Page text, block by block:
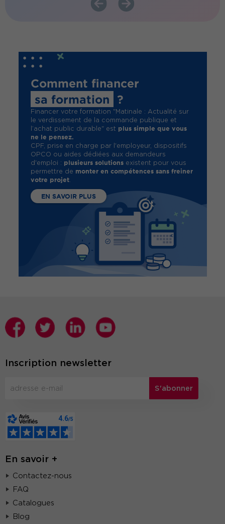
Comment financer
sa formation
?
Financer votre formation "Matinale : Actualité sur
le verdissement de la commande publique et
l’achat public durable" est plus simple que vous
ne le pensez.
CPF, prise en charge par l'employeur, dispositifs
OPCO ou aides dédiées aux demandeurs
d'emploi : plusieurs solutionsexistent pour vous
permettre de monter en compétences sans freiner
votre projet.
EN SAVOIR PLUS
Inscription newsletter
S'abonner
En savoir +
Contactez-nous
FAQ
Catalogues
Blog